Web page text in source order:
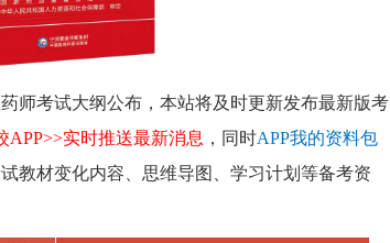
药师考试大纲公布，本站将及时更新发布最新版考
APP>>实时推送最新消息 ，同时APP我的资料包
教材变化内容、思维导图、学习计划等备考资